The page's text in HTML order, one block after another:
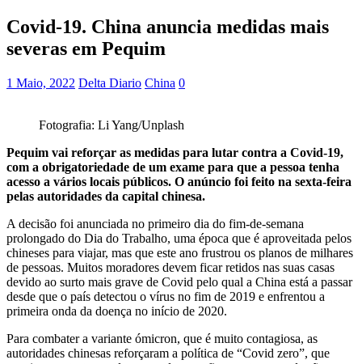
Covid-19. China anuncia medidas mais
severas em Pequim
1 Maio, 2022 Delta Diario China 0
Fotografia: Li Yang/Unplash
Pequim vai reforçar as medidas para lutar contra a Covid-19,
com a obrigatoriedade de um exame para que a pessoa tenha
acesso a vários locais públicos. O anúncio foi feito na sexta-feira
pelas autoridades da capital chinesa.
A decisão foi anunciada no primeiro dia do fim-de-semana
prolongado do Dia do Trabalho, uma época que é aproveitada pelos
chineses para viajar, mas que este ano frustrou os planos de milhares
de pessoas. Muitos moradores devem ficar retidos nas suas casas
devido ao surto mais grave de Covid pelo qual a China está a passar
desde que o país detectou o vírus no fim de 2019 e enfrentou a
primeira onda da doença no início de 2020.
Para combater a variante ómicron, que é muito contagiosa, as
autoridades chinesas reforçaram a política de “Covid zero”, que